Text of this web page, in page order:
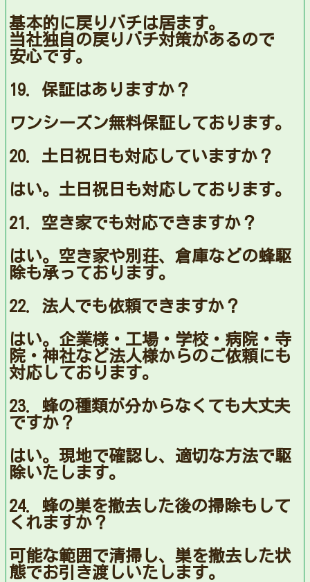
基本的に戻りバチは居ます。
当社独自の戻りバチ対策があるので
安心です。
19. 保証はありますか？
ワンシーズン無料保証しております。
20. 土日祝日も対応していますか？
はい。土日祝日も対応しております。
21. 空き家でも対応できますか？
はい。空き家や別荘、倉庫などの蜂駆
除も承っております。
22. 法人でも依頼できますか？
はい。企業様・工場・学校・病院・寺
院・神社など法人様からのご依頼にも
対応しております。
23. 蜂の種類が分からなくても大丈夫
ですか？
はい。現地で確認し、適切な方法で駆
除いたします。
24. 蜂の巣を撤去した後の掃除もして
くれますか？
可能な範囲で清掃し、巣を撤去した状
態でお引き渡しいたします。